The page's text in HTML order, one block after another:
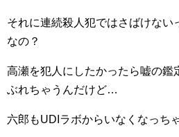
それに連続殺人犯ではさばけない
なの？
高瀬を犯人にしたかったら嘘の鑑
ぶれちゃうんだけど…
六郎もUDIラボからいなくなっち